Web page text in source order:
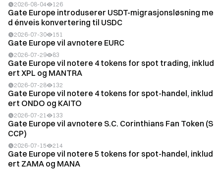
2026-08-04 126
Gate Europe introduserer USDT-migrasjonsløsning me
d énveis konvertering til USDC
2026-07-30 151
Gate Europe vil avnotere EURC
2026-07-29 83
Gate Europe vil notere 4 tokens for spot trading, inklud
ert XPL og MANTRA
2026-07-28 132
Gate Europe vil notere 4 tokens for spot-handel, inklud
ert ONDO og KAITO
2026-07-21 133
Gate Europe vil avnotere S.C. Corinthians Fan Token (S
CCP)
2026-07-15 214
Gate Europe vil notere 5 tokens for spot-handel, inklud
ert ZAMA og MANA